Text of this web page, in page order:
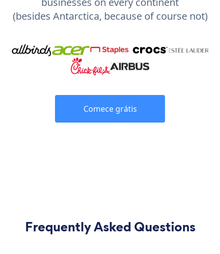
(besides Antarctica, because of course not)
Comece grátis
Frequently Asked Questions